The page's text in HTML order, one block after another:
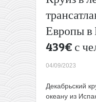
Европы в
439€ с
04/09/2023
Декабрьский
океану из